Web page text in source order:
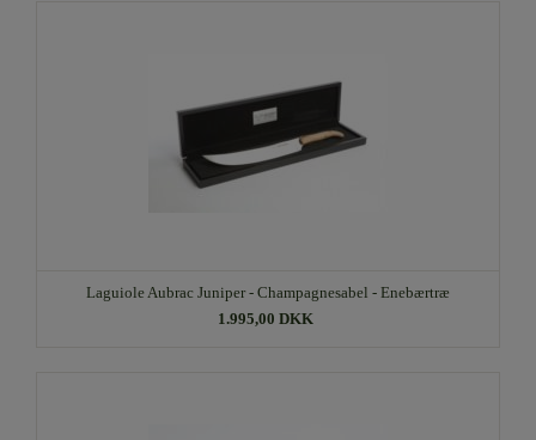
Laguiole Aubrac Juniper - Champagnesabel - Enebærtræ
1.995,00 DKK